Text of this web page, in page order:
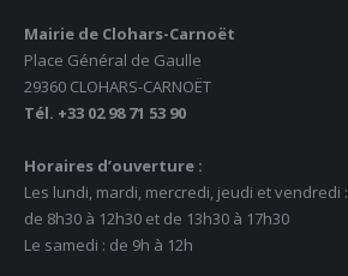
Mairie de Clohars-Carnoët
Place Général de Gaulle
29360 CLOHARS-CARNOËT
Tél. +33 02 98 71 53 90
Horaires d’ouverture :
Les lundi, mardi, mercredi, jeudi et vendredi :
de 8h30 à 12h30 et de 13h30 à 17h30
Le samedi : de 9h à 12h